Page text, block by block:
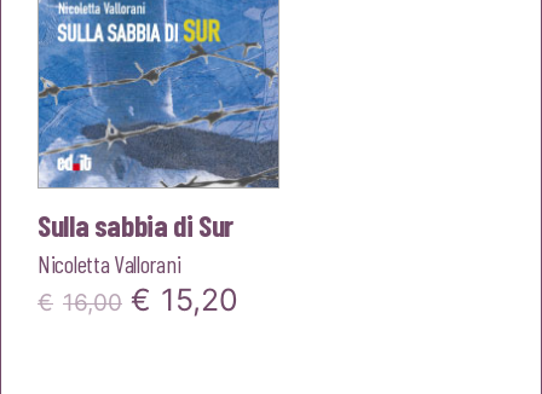
Sulla sabbia di Sur
Nicoletta Vallorani
€ 16,00 Il
€ 15,20